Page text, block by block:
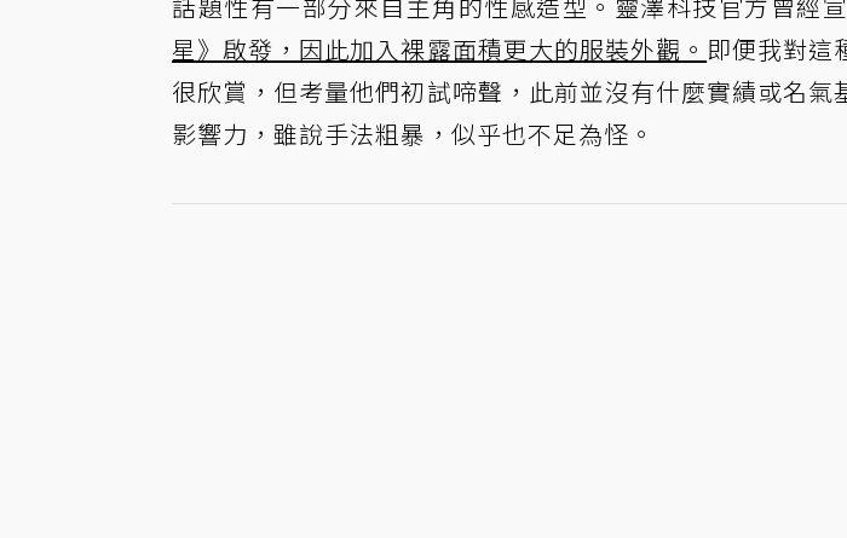
星》啟發，因此加入裸露面積更大的服裝外觀 。 即便我對這
很欣賞，但考量他們初試啼聲，此前並沒有什麼實績或名氣
影響力，雖說手法粗暴，似乎也不足為怪。